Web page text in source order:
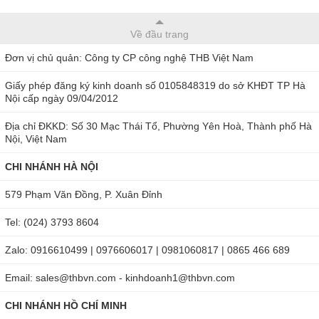
dụng rộng rãi trong các máy móc, điện, luyện kim, ô tô và
dùng trong những thử nghiệm rung động trong chuyển động
quay và pít tông máy.
Đơn vị chính: 1pc
Adapters điện (Đầu vào: 220V / 50Hz, đầu ra: 9V /
Cảm biến áp điện: 1pc
Ghế từ (với 2 bu lông): 1pc
Cáp kết nối: 1pc
Hộp đựng: 1pc
Phụ kiện tùy chọn
Về đầu trang
Đơn vị chủ quản: Công ty CP công nghệ THB Việt Nam
Giấy phép đăng ký kinh doanh số 0105848319 do sở KHĐT TP Hà
Nội cấp ngày 09/04/2012
Địa chỉ ĐKKD: Số 30 Mạc Thái Tổ, Phường Yên Hoà, Thành phố Hà
Nội, Việt Nam
CHI NHÁNH HÀ NỘI
579 Phạm Văn Đồng, P. Xuân Đỉnh
Tel: (024) 3793 8604
Zalo: 0916610499 | 0976606017 | 0981060817 | 0865 466 689
Email: sales@thbvn.com - kinhdoanh1@thbvn.com
CHI NHÁNH HỒ CHÍ MINH